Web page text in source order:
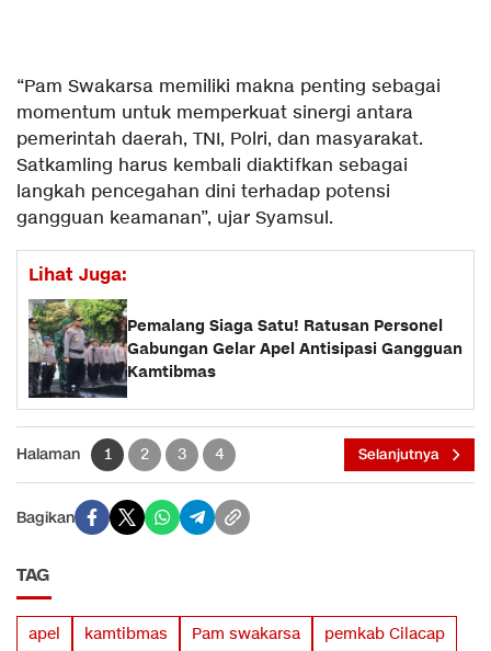
“Pam Swakarsa memiliki makna penting sebagai
momentum untuk memperkuat sinergi antara
pemerintah daerah, TNI, Polri, dan masyarakat.
Satkamling harus kembali diaktifkan sebagai
langkah pencegahan dini terhadap potensi
gangguan keamanan”, ujar Syamsul.
Lihat Juga:
Pemalang Siaga Satu! Ratusan Personel
Gabungan Gelar Apel Antisipasi Gangguan
Kamtibmas
Halaman 1 2 3 4 Selanjutnya
Bagikan
TAG
apel kamtibmas Pam swakarsa pemkab Cilacap